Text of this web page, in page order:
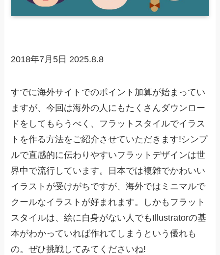
2018年7月5日 2025.8.8
すでに海外サイトでのポイント加算が始まってい
ますが、今回は海外の人にもたくさんダウンロー
ドをしてもらうべく、フラットスタイルでイラス
トを作る方法をご紹介させていただきます!シンプ
ルで直感的に伝わりやすいフラットデザインは世
界中で流行しています。日本では複雑でかわいい
イラストが受けがちですが、海外ではミニマルで
クールなイラストが好まれます。しかもフラット
スタイルは、絵に自身がない人でもIllustratorの基
本がわかっていれば作れてしまうという優れも
の。ぜひ挑戦してみてくださいね!